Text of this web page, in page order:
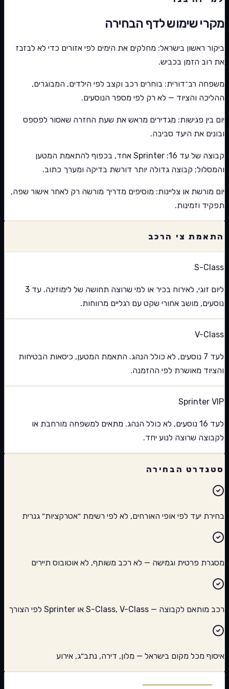
מקרי שימוש לדף הבחירה
ביקור ראשון בישראל: מחלקים את הימים לפי אזורים כדי לא לבזבז
את רוב הזמן בכביש.
משפחה רב־דורית: בוחרים רכב וקצב לפי הילדים, המבוגרים,
ההליכה והציוד — לא רק לפי מספר הנוסעים.
יום בין פגישות: מגדירים מראש את שעת החזרה שאסור לפספס
ובונים את היעד סביבה.
קבוצה של עד 16: Sprinter אחד, בכפוף להתאמת המטען
והמסלול; קבוצה גדולה יותר דורשת בדיקה ומערך כתוב.
יום מורשת או צליינות: מוסיפים מדריך מורשה רק לאחר אישור שפה,
תפקיד וזמינות.
התאמת צי הרכב
S-Class
ליום זוגי, לאירוח בכיר או למי שרוצה תחושה של לימוזינה. עד 3
נוסעים, מושב אחורי שקט עם רגליים מרווחות.
V-Class
לעד 7 נוסעים, לא כולל הנהג. התאמת המטען, כיסאות הבטיחות
והציוד מאושרת לפי ההזמנה.
Sprinter VIP
לעד 16 נוסעים, לא כולל הנהג. מתאים למשפחה מורחבת או
לקבוצה שרוצה לנוע יחד.
סטנדרט הבחירה
בחירת יעד לפי אופי האורחים, לא לפי רשימת ״אטרקציות״ גנרית
מסגרת פרטית וגמישה — לא רכב משותף, לא אוטובוס תיירים
רכב מותאם לקבוצה — S-Class, V-Class או Sprinter לפי הצורך
איסוף מכל מקום בישראל — מלון, דירה, נתב״ג, אירוע